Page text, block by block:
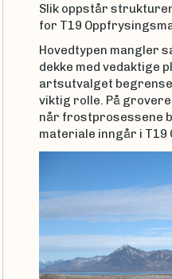
Slik oppstår
for T19
Hovedtypen mangler
dekke med vedaktige
artsutvalget
viktig rolle. På
når frostprosessene
materiale inngår i